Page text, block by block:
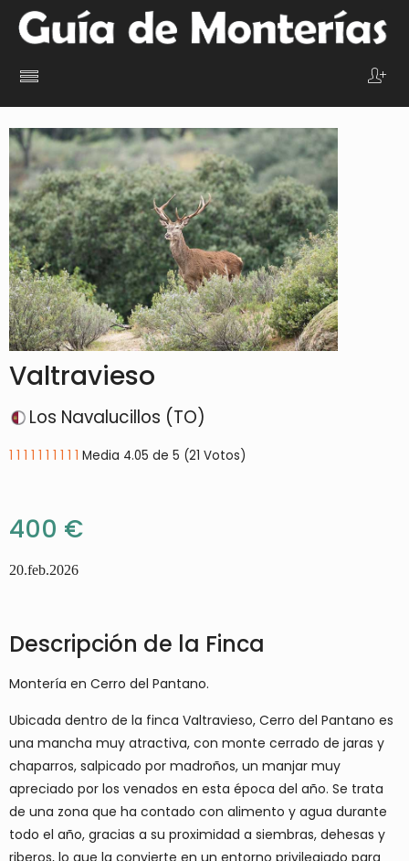
Valtravieso
Los Navalucillos (TO)
1 1 1 1 1 1 1 1 1 1 Media 4.05 de 5 (21 Votos)
400 €
20.feb.2026
Descripción de la Finca
Montería en Cerro del Pantano.
Ubicada dentro de la finca Valtravieso, Cerro del Pantano es
una mancha muy atractiva, con monte cerrado de jaras y
chaparros, salpicado por madroños, un manjar muy
apreciado por los venados en esta época del año. Se trata
de una zona que ha contado con alimento y agua durante
todo el año, gracias a su proximidad a siembras, dehesas y